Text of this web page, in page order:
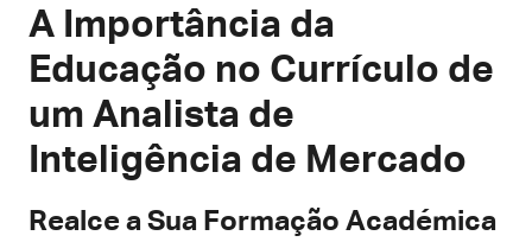
A Importância da
Educação no Currículo de
um Analista de
Inteligência de Mercado
Realce a Sua Formação Académica